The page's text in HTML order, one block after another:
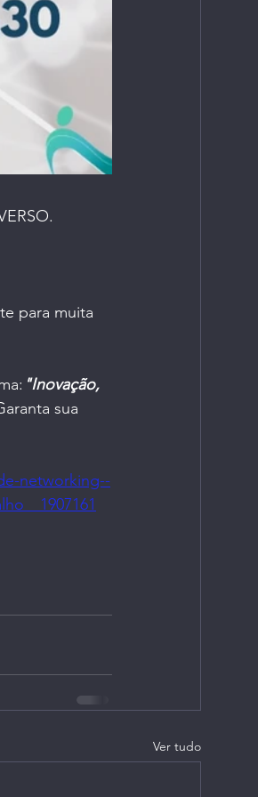
para muita
"Inovação,
sua
networking--
Ver tudo